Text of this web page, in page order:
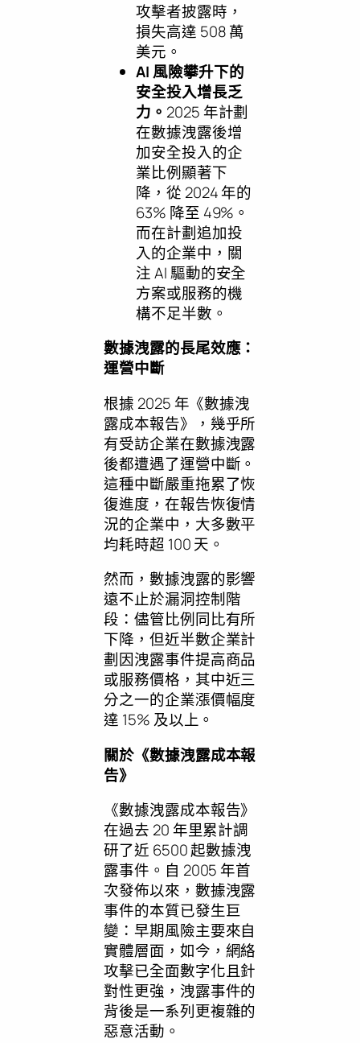
攻擊者披露時，
損失高達 508 萬
美元。
AI 風險攀升下的
安全投入增長乏
力。 2025 年計劃
在數據洩露後增
加安全投入的企
業比例顯著下
降，從 2024 年的
63% 降至 49%。
而在計劃追加投
入的企業中，關
注 AI 驅動的安全
方案或服務的機
構不足半數。
數據洩露的長尾效應：
運營中斷
根據 2025 年《數據洩
露成本報告》，幾乎所
有受訪企業在數據洩露
後都遭遇了運營中斷。
這種中斷嚴重拖累了恢
復進度，在報告恢復情
況的企業中，大多數平
均耗時超 100 天。
然而，數據洩露的影響
遠不止於漏洞控制階
段：儘管比例同比有所
下降，但近半數企業計
劃因洩露事件提高商品
或服務價格，其中近三
分之一的企業漲價幅度
達 15% 及以上。
關於 《數據洩露成本報
告》
《數據洩露成本報告》
在過去 20 年里累計調
研了近 6500 起數據洩
露事件。自 2005 年首
次發佈以來，數據洩露
事件的本質已發生巨
變：早期風險主要來自
實體層面，如今，網絡
攻擊已全面數字化且針
對性更強，洩露事件的
背後是一系列更複雜的
惡意活動。